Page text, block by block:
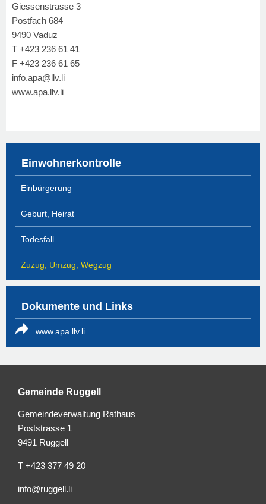
Giessenstrasse 3
Postfach 684
9490 Vaduz
T +423 236 61 41
F +423 236 61 65
info.apa@llv.li
www.apa.llv.li
Einwohnerkontrolle
Einbürgerung
Geburt, Heirat
Todesfall
Zuzug, Umzug, Wegzug
Dokumente und Links
www.apa.llv.li
Gemeinde Ruggell
Gemeindeverwaltung Rathaus
Poststrasse 1
9491 Ruggell
T +423 377 49 20
info@ruggell.li